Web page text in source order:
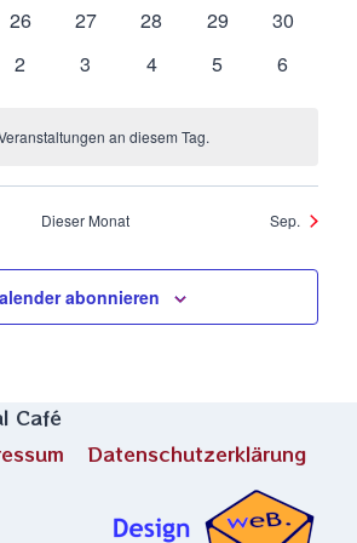
0
26
0
27
0
28
0
29
0
30
0
2
0
3
0
4
0
5
0
6
an diesem Tag.
Dieser Monat Sep.
abonnieren
Café
Datenschutzerklärung